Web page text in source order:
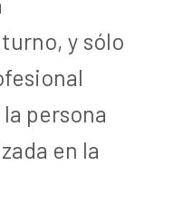
y sólo
persona
en la